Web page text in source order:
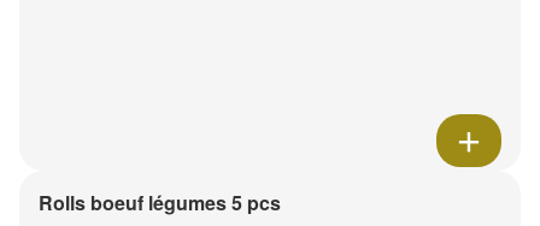
Rolls boeuf légumes 5 pcs